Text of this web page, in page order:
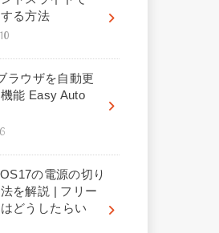
る方法
ラウザを自動更
能 Easy Auto
の電源の切り
を解説 | フリー
どうしたらい